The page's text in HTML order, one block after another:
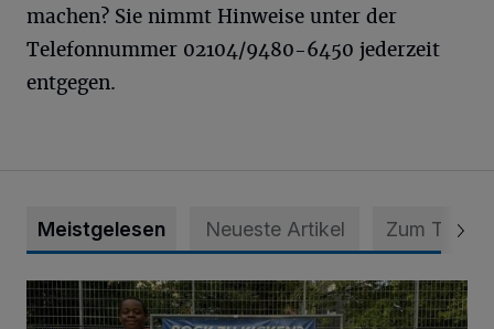
machen? Sie nimmt Hinweise unter der
Telefonnummer 02104/9480-6450 jederzeit
entgegen.
Meistgelesen Neueste Artikel Zum Thema
Bolzplatz-Tour: Viele Tore am Kalkumer Feld